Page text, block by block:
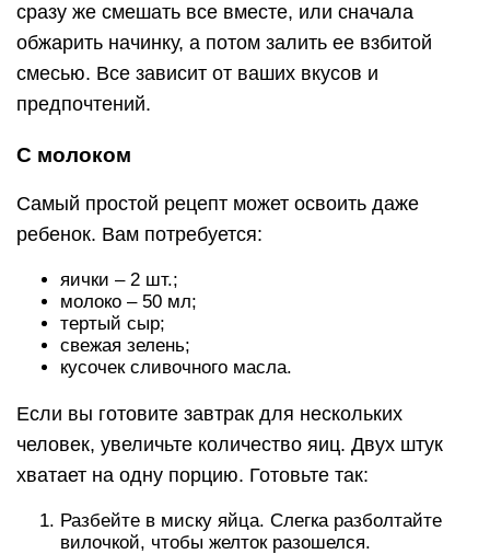
сразу же смешать все вместе, или сначала
обжарить начинку, а потом залить ее взбитой
смесью. Все зависит от ваших вкусов и
предпочтений.
С молоком
Самый простой рецепт может освоить даже
ребенок. Вам потребуется:
яички – 2 шт.;
молоко – 50 мл;
тертый сыр;
свежая зелень;
кусочек сливочного масла.
Если вы готовите завтрак для нескольких
человек, увеличьте количество яиц. Двух штук
хватает на одну порцию. Готовьте так:
Разбейте в миску яйца. Слегка разболтайте
вилочкой, чтобы желток разошелся.